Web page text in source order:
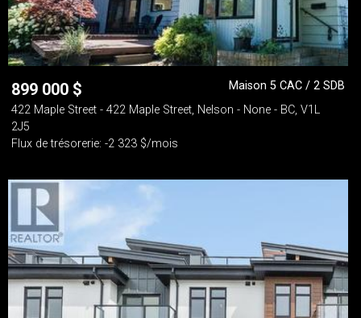
899 000 $
Maison 5 CAC / 2 SDB
422 Maple Street - 422 Maple Street, Nelson - None - BC, V1L
2J5
Flux de trésorerie: -2 323 $/mois